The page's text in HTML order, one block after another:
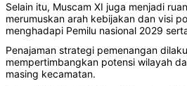
Selain itu, Muscam XI juga menjadi
merumuskan arah kebijakan dan visi
menghadapi Pemilu nasional 2029
Penajaman strategi pemenangan
mempertimbangkan potensi wilayah
masing kecamatan.